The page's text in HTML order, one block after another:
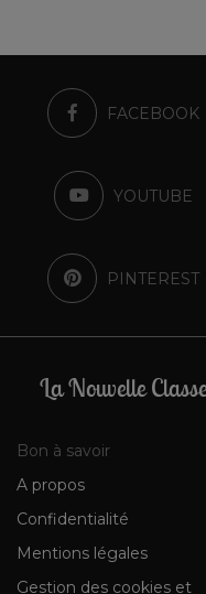
FACEBOOK
YOUTUBE
PINTEREST
La Nouvelle
Bon à savoir
A propos
Confidentialité
Mentions légales
Gestion des cookies et